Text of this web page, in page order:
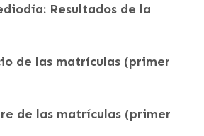
Resultados de la
de las matrículas (primer
de las matrículas (primer